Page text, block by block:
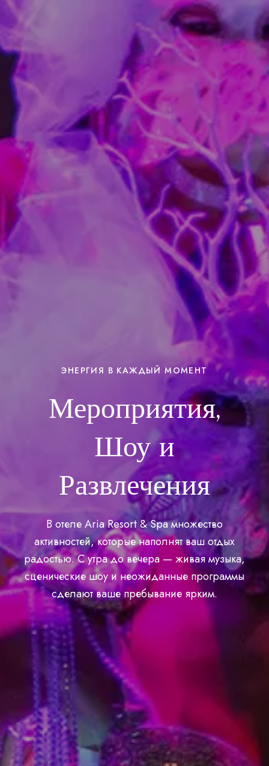
ЭНЕРГИЯ В КАЖДЫЙ МОМЕНТ
Мероприятия,
Шоу и
Развлечения
В отеле Aria Resort & Spa множество
активностей, которые наполнят ваш отдых
радостью. С утра до вечера — живая музыка,
сценические шоу и неожиданные программы
сделают ваше пребывание ярким.